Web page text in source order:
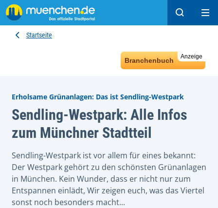
Suchen
Startseite
Anzeige
Branchenbuch
Erholsame Grünanlagen: Das ist Sendling-Westpark
Sendling-Westpark: Alle Infos
zum Münchner Stadtteil
Sendling-Westpark ist vor allem für eines bekannt:
Der Westpark gehört zu den schönsten Grünanlagen
in München. Kein Wunder, dass er nicht nur zum
Entspannen einlädt, Wir zeigen euch, was das Viertel
sonst noch besonders macht...